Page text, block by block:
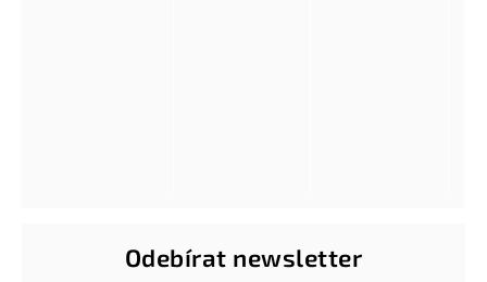
Odebírat newsletter